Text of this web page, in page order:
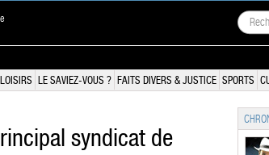
LOISIRS LE SAVIEZ-VOUS ? FAITS DIVERS & JUSTICE SPORTS
syndicat de